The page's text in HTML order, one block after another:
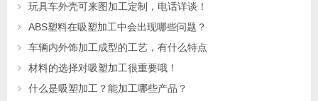
玩具车外壳可来图加工定制，电话详谈！
ABS塑料在吸塑加工中会出现哪些问题？
车辆内外饰加工成型的工艺，有什么特点
材料的选择对吸塑加工很重要哦！
什么是吸塑加工？能加工哪些产品？